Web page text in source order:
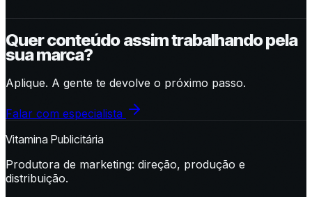
Quer conteúdo assim trabalhando pela
sua marca?
Aplique. A gente te devolve o próximo passo.
Falar com especialista
Vitamina Publicitária
Produtora de marketing: direção, produção e
distribuição.